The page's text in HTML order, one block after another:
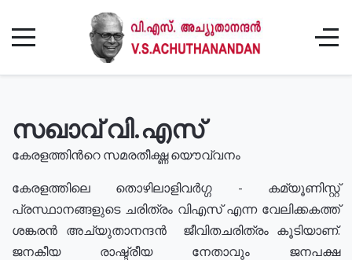
സഖാവ് വി.എസ്
കേരളത്തിൻറെ സമരതീക്ഷ്ണ യൌവ്വനം
കേരളത്തിലെ തൊഴിലാളിവർഗ്ഗ - കമ്യൂണിസ്റ്റ്
പ്രസ്ഥാനങ്ങളുടെ ചരിത്രം വിഎസ് എന്ന വേലിക്കകത്ത്
ശങ്കരൻ അച്യുതാനന്ദൻ ജീവിതചരിത്രം കൂടിയാണ്.
ജനകീയ രാഷ്ട്രീയ നേതാവും ജനപക്ഷ